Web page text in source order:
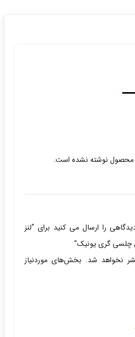
محصول نوشته نشده است.
را ارسال می کنید برای “لنز
گری یونیک”
نخواهد شد. بخش‌های موردنیاز